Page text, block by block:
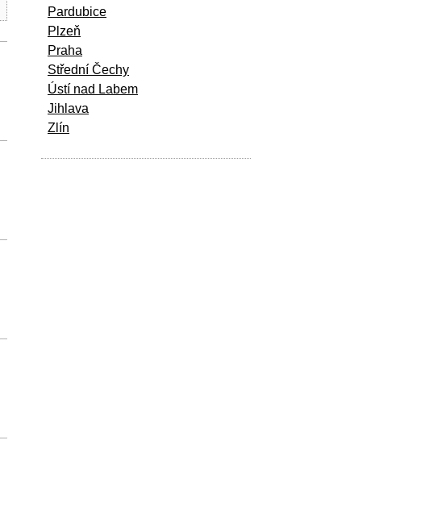
Pardubice
Plzeň
Praha
Střední Čechy
Ústí nad Labem
Jihlava
Zlín